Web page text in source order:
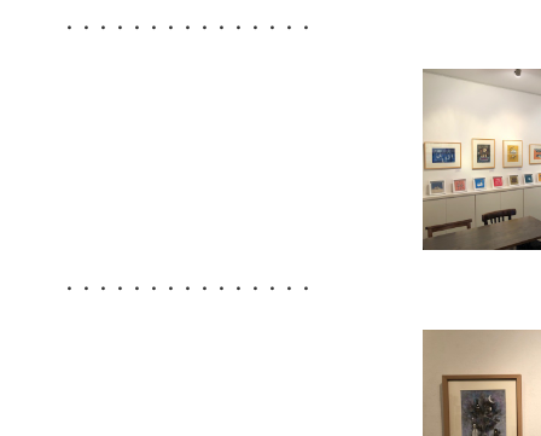
・・・・・・・・・・・・・・・
・・・・・・・・・・・・・・・